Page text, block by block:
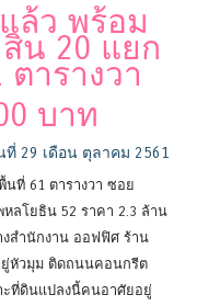
ล้ว พร้อม
น 20 แยก
ารางวา
บาท
ที่ 29 เดือน ตุลาคม 2561
ที่ 61 ตารางวา ซอย
หลโยธิน 52 ราคา 2.3 ล้าน
งสำนักงาน ออฟฟิศ ร้าน
ยู่หัวมุม ติดถนนคอนกรีต
ะที่ดินแปลงนี้คนอาศัยอยู่